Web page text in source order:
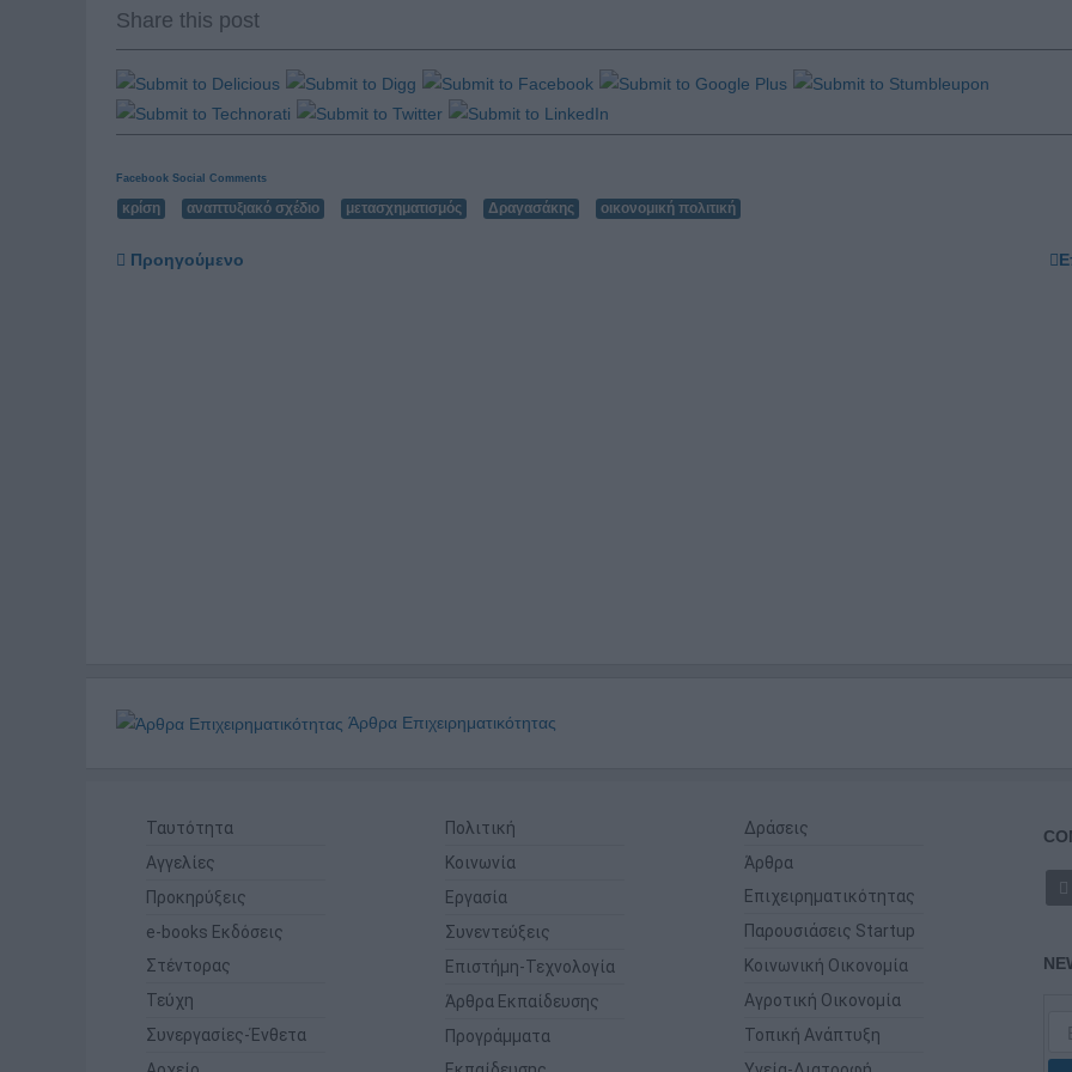
Share this post
Facebook Social Comments
κρίση αναπτυξιακό σχέδιο μετασχηματισμός Δραγασάκης οικονομική πολιτική
Προηγούμενο
Άρθρα Επιχειρηματικότητας
Ταυτότητα
Αγγελίες
Προκηρύξεις
e-books Εκδόσεις
Στέντορας
Τεύχη
Συνεργασίες-Ένθετα
Πολιτική
Κοινωνία
Εργασία
Συνεντεύξεις
Επιστήμη-Τεχνολογία
Άρθρα Εκπαίδευσης
Προγράμματα
Δράσεις
Άρθρα
Επιχειρηματικότητας
Παρουσιάσεις Startup
Κοινωνική Οικονομία
Αγροτική Οικονομία
Τοπική Ανάπτυξη